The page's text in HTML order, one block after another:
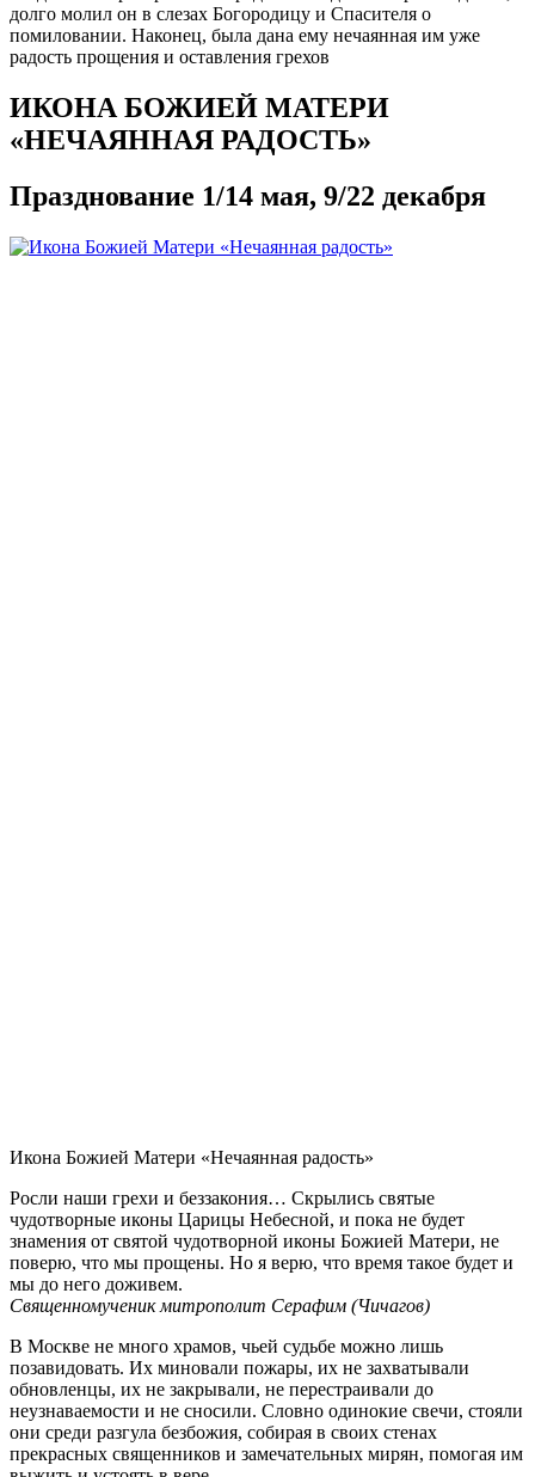
долго молил он в слезах Богородицу и Спасителя о
помиловании. Наконец, была дана ему нечаянная им уже
радость прощения и оставления грехов
ИКОНА БОЖИЕЙ МАТЕРИ
«НЕЧАЯННАЯ РАДОСТЬ»
Празднование 1/14 мая, 9/22 декабря
Икона Божией Матери «Нечаянная радость»
Росли наши грехи и беззакония… Скрылись святые
чудотворные иконы Царицы Небесной, и пока не будет
знамения от святой чудотворной иконы Божией Матери, не
поверю, что мы прощены. Но я верю, что время такое будет и
мы до него доживем.
Священномученик митрополит Серафим (Чичагов)
В Москве не много храмов, чьей судьбе можно лишь
позавидовать. Их миновали пожары, их не захватывали
обновленцы, их не закрывали, не перестраивали до
неузнаваемости и не сносили. Словно одинокие свечи, стояли
они среди разгула безбожия, собирая в своих стенах
прекрасных священников и замечательных мирян, помогая им